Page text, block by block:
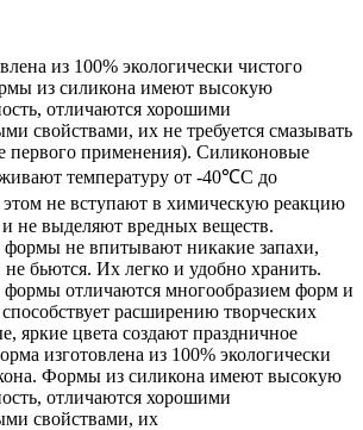
из 100% экологически чистого
из силикона имеют высокую
отличаются хорошими
свойствами, их не требуется смазывать
первого применения). Силиконовые
температуру от -40℃С до
не вступают в химическую реакцию
не выделяют вредных веществ.
не впитывают никакие запахи,
не бьются. Их легко и удобно хранить.
отличаются многообразием форм и
расширению творческих
яркие цвета создают праздничное
изготовлена из 100% экологически
Формы из силикона имеют высокую
отличаются хорошими
свойствами, их